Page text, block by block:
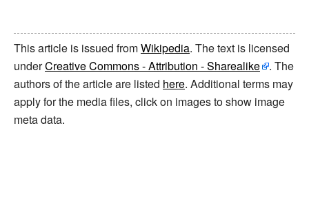
This article is issued fromWikipedia. The text is licensed
underCreative Commons - Attribution - Sharealike
. The
authors of the article are listed here. Additional terms may
apply for the media files, click on images to show image
meta data.